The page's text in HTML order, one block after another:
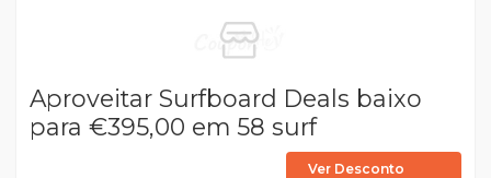
Aproveitar Surfboard Deals baixo
para €395,00 em 58 surf
Ver Desconto